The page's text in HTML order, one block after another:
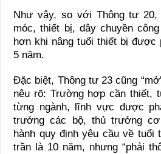
Như vậy, so với Thông tư 20,
móc, thiết bị, dây chuyền
hơn khi nâng tuổi thiết bị được
5 năm.
Đặc biệt, Thông tư 23 cũng
nêu rõ: Trường hợp cần thiết,
từng ngành, lĩnh vực được
trưởng các bộ, thủ trưởng cơ
hành quy định yêu cầu về tuổi
trần là 10 năm, nhưng “phải